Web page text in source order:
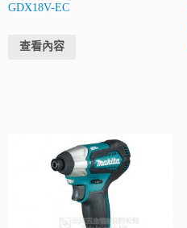
GDX18V-EC
查看內容